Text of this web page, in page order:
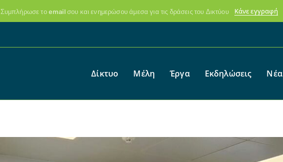
Συμπλήρωσε το email σου και ενημερώσου άμεσα για τις δράσεις του Δικτύου Κάνε εγγραφή
Δίκτυο Μέλη Έργα Εκδηλώσεις Νέα